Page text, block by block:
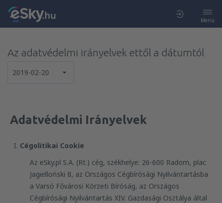
Menü
Az adatvédelmi irányelvek ettől a dátumtól
érvényesek:
2019-02-20
Adatvédelmi Irányelvek
Cégolitikai Cookie
Az eSky.pl S.A. (Rt.) cég, székhelye: 26-600 Radom, plac
Jagielloński 8, az Országos Cégbírósági Nyilvántartásba
a Varsó Fővárosi Körzeti Bíróság, az Országos
Cégbírósági Nyilvántartás XIV. Gazdasági Osztálya által